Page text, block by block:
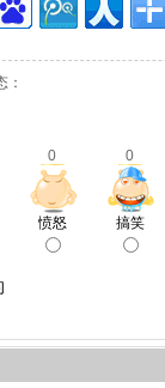
：
0 0
愤怒 搞笑